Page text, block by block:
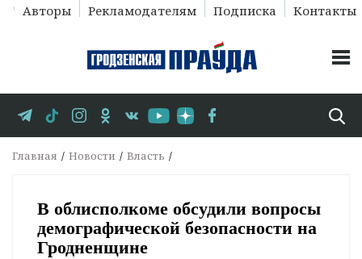
Авторы Рекламодателям Подписка Контакты
Главная Новости Власть
В облисполкоме обсудили вопросы
демографической безопасности на
Гродненщине